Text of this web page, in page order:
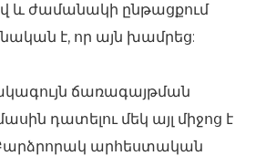
և ժամանակի ընթացքում
է, որ այն խամրեց:
ճառագայթման
դատելու մեկ այլ միջոց է
արհեստական